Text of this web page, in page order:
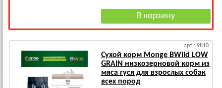
арт.: 9810
Сухой корм Monge BWild LOW
GRAIN низкозерновой корм из
мяса гуся для взрослых собак
всех пород